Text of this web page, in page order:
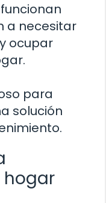
a necesitar
ocupar
para
solución
hogar